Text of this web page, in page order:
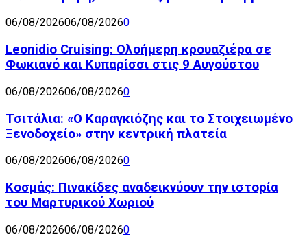
06/08/202606/08/20260
Leonidio Cruising: Ολοήμερη κρουαζιέρα σε
Φωκιανό και Κυπαρίσσι στις 9 Αυγούστου
06/08/202606/08/20260
Τσιτάλια: «Ο Καραγκιόζης και το Στοιχειωμένο
Ξενοδοχείο» στην κεντρική πλατεία
06/08/202606/08/20260
Κοσμάς: Πινακίδες αναδεικνύουν την ιστορία
του Μαρτυρικού Χωριού
06/08/202606/08/20260